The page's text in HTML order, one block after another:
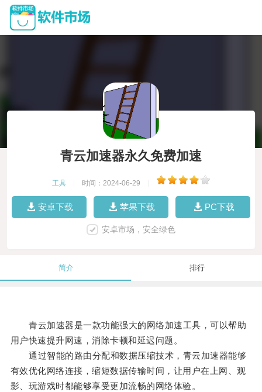
青云加速器永久免费加速
工具 时间：2024-06-29
安卓下载 苹果下载 PC下载
安卓市场，安全绿色
简介 排行
青云加速器是一款功能强大的网络加速工具，可以帮助
用户快速提升网速，消除卡顿和延迟问题。
通过智能的路由分配和数据压缩技术，青云加速器能够
有效优化网络连接，缩短数据传输时间，让用户在上网、观
影、玩游戏时都能够享受更加流畅的网络体验。